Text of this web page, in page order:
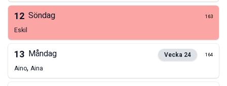
12 Söndag 163
Eskil
13 Måndag Vecka 24 164
Aino, Aina